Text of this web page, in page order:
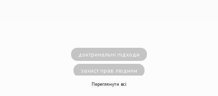
доктринальні підходи
захист прав людини
децентралізація влади
Переглянути всі